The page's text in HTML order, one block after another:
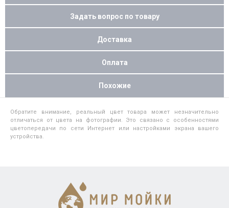
Задать вопрос по товару
Доставка
Оплата
Похожие
Обратите внимание, реальный цвет товара может незначительно
отличаться от цвета на фотографии. Это связано с особенностями
цветопередачи по сети Интернет или настройками экрана вашего
устройства.